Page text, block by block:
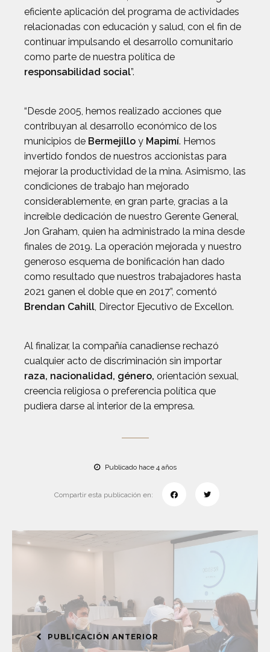
eficiente aplicación del programa de actividades
relacionadas con educación y salud, con el fin de
continuar impulsando el desarrollo comunitario
como parte de nuestra política de
responsabilidad social”.
“Desde 2005, hemos realizado acciones que
contribuyan al desarrollo económico de los
municipios de Bermejillo y Mapimí. Hemos
invertido fondos de nuestros accionistas para
mejorar la productividad de la mina. Asimismo, las
condiciones de trabajo han mejorado
considerablemente, en gran parte, gracias a la
increíble dedicación de nuestro Gerente General,
Jon Graham, quien ha administrado la mina desde
finales de 2019. La operación mejorada y nuestro
generoso esquema de bonificación han dado
como resultado que nuestros trabajadores hasta
2021 ganen el doble que en 2017”, comentó
Brendan Cahill, Director Ejecutivo de Excellon.
Al finalizar, la compañía canadiense rechazó
cualquier acto de discriminación sin importar
raza, nacionalidad, género, orientación sexual,
creencia religiosa o preferencia política que
pudiera darse al interior de la empresa.
Publicado hace 4 años
Compartir esta publicación en:
PUBLICACIÓN ANTERIOR